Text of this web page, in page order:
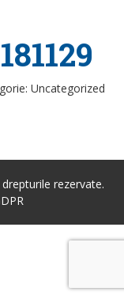
Uncategorized
rezervate.